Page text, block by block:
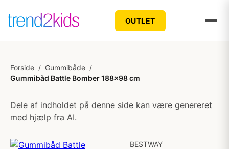
OUTLET
Forside / Gummibåde /
Gummibåd Battle Bomber 188x98 cm
Dele af indholdet på denne side kan være genereret
med hjælp fra AI.
BESTWAY